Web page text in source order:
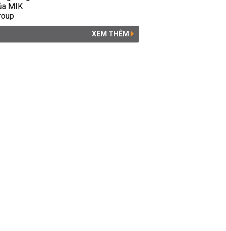
XEM THÊM